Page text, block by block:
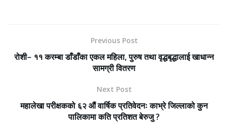
Previous Post
रोशी– ११ करम्बा डाँडाँका एकल महिला, पुरुष तथा वृद्धबृद्धालाई खाधान्न
सामग्री वितरण
Next Post
महालेखा परीक्षकको ६२ औं वार्षिक प्रतिवेदनः काभ्रे जिल्लाको कुन
पालिकामा कति प्रतिशत बेरुजु ?